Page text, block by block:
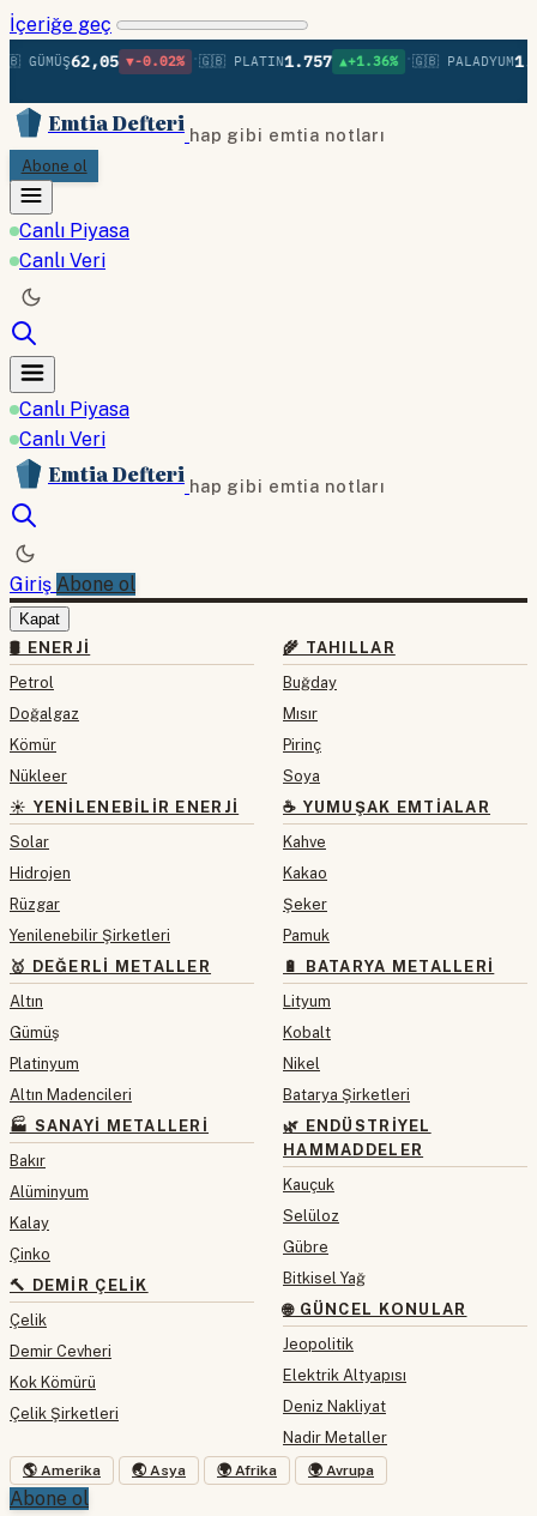
İçeriğe geç
62,05 ▼-0.02% •🇬🇧 PLATIN1.757 ▲+1.36% •🇬🇧 PALADYUM
Emtia Defteri hap gibi emtia notları
Abone ol
Canlı Piyasa
Canlı Veri
Canlı Piyasa
Canlı Veri
Emtia Defteri hap gibi emtia notları
Giriş Abone ol
Kapat
🛢 ENERJI
Petrol
Doğalgaz
Kömür
Nükleer
☀️ YENILENEBILIR ENERJI
Solar
Hidrojen
Rüzgar
Yenilenebilir Şirketleri
🥇 DEĞERLI METALLER
Altın
Gümüş
Platinyum
Altın Madencileri
🏭 SANAYI METALLERI
Bakır
Alüminyum
Kalay
Çinko
🔨 DEMIR ÇELIK
Çelik
Demir Cevheri
Kok Kömürü
Çelik Şirketleri
🌾 TAHILLAR
Buğday
Mısır
Pirinç
Soya
☕ YUMUŞAK EMTIALAR
Kahve
Kakao
Şeker
Pamuk
🔋 BATARYA METALLERI
Lityum
Kobalt
Nikel
Batarya Şirketleri
🌿 ENDÜSTRIYEL
HAMMADDELER
Kauçuk
Selüloz
Gübre
Bitkisel Yağ
🌐 GÜNCEL KONULAR
Jeopolitik
Elektrik Altyapısı
Deniz Nakliyat
Nadir Metaller
🌎 Amerika 🌏 Asya 🌍 Afrika 🌍 Avrupa
Abone ol